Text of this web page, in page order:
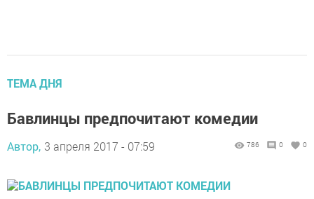
ТЕМА ДНЯ
Бавлинцы предпочитают комедии
Автор, 3 апреля 2017 - 07:59 786 0 0